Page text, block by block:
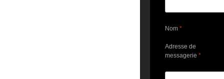
Nom *
Adresse de
messagerie *